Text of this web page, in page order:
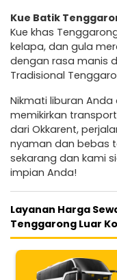
Kue Batik
Kue khas
kelapa, dan gula
dengan rasa manis
Tradisional
Nikmati liburan
memikirkan
dari Okkarent,
nyaman dan bebas
sekarang dan kami
impian Anda!
Layanan Harga
Tenggarong Luar